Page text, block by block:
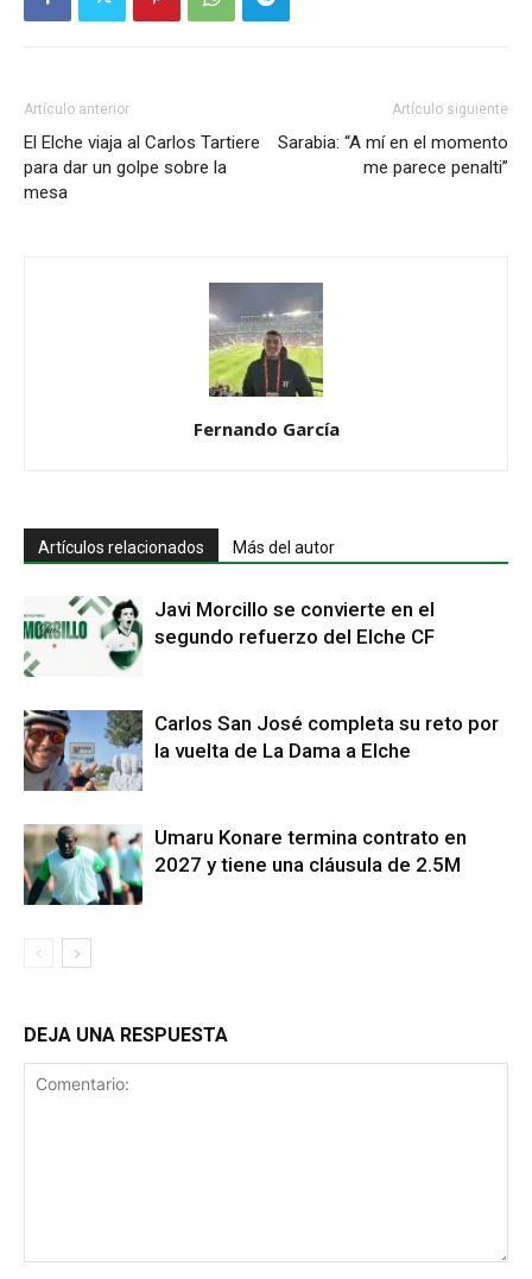
Artículo anterior
El Elche viaja al Carlos Tartiere
para dar un golpe sobre la
mesa
Artículo siguiente
Sarabia: “A mí en el momento
me parece penalti”
Fernando García
Artículos relacionados Más del autor
Javi Morcillo se convierte en el
segundo refuerzo del Elche CF
Carlos San José completa su reto por
la vuelta de La Dama a Elche
Umaru Konare termina contrato en
2027 y tiene una cláusula de 2.5M
DEJA UNA RESPUESTA